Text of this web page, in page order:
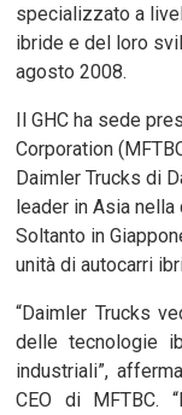
specializzato a
ibride e del loro
agosto 2008.
Il GHC ha sede
Corporation
Daimler Trucks di
leader in Asia
Soltanto in
unità di autocarri
“Daimler Trucks
delle tecnologie
industriali”,
CEO di MFTBC.